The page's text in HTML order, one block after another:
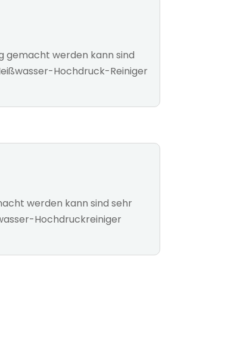
gemacht werden kann sind
Hochdruck-Reiniger
werden kann sind sehr
Hochdruckreiniger